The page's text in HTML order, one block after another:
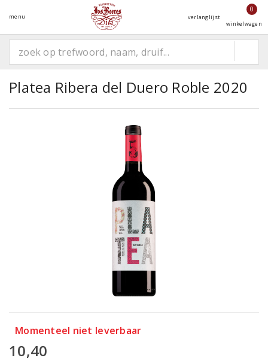
menu verlanglijst
0
winkelwagen
Platea Ribera del Duero Roble 2020
Momenteel niet leverbaar
10,40